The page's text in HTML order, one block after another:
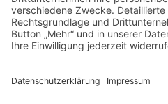
DIE LINKE. Kreisverband Main-Taunus